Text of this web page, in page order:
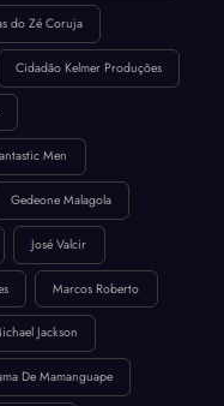
do Zé Coruja
Cidadão Kelmer Produções
Men
Gedeone Malagola
José Valcir
Marcos Roberto
Jackson
De Mamanguape